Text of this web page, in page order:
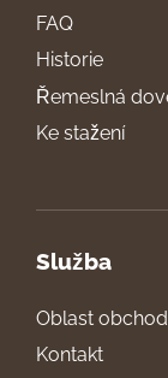
FAQ
Historie
Řemeslná
Ke stažení
Služba
Oblast
Kontakt